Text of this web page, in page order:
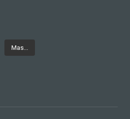
Mas...